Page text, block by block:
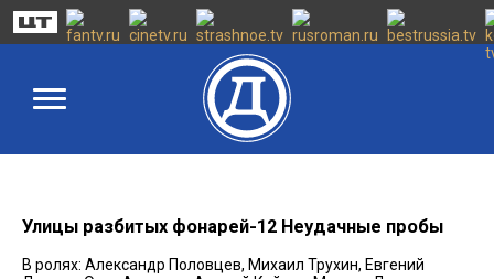
Улицы разбитых фонарей-12 Неудачные пробы
В ролях: Александр Половцев, Михаил Трухин, Евгений